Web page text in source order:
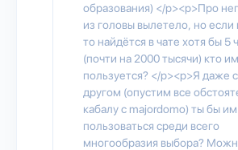
образования) </p><p>Про
из головы вылетело, но если
то найдётся в чате хотя бы 5
(почти на 2000 тысячи) кто им
пользуется? </p><p>Я даже
другом (опустим все
кабалу с majordomo) ты бы им
пользоваться среди всего
многообразия выбора?